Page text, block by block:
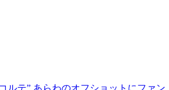
ルテ” あらわのオフショットにファン